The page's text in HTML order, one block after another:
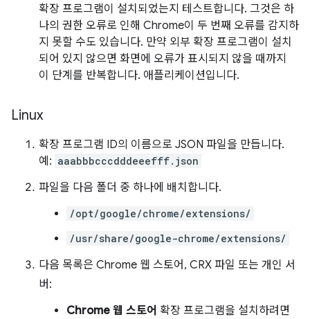
확장 프로그램이 설치되었는지 테스트합니다. 그것은 하
나의 권한 오류로 인해 Chrome이 두 번째 오류를 감지하
지 못할 수도 있습니다. 만약 외부 확장 프로그램이 설치
되어 있지 않으면 화면에 오류가 표시되지 않을 때까지
이 단계를 반복합니다. 애플리케이션입니다.
Linux
확장 프로그램 ID의 이름으로 JSON 파일을 만듭니다.
예: aaabbbcccdddeeefff.json
파일을 다음 폴더 중 하나에 배치합니다.
/opt/google/chrome/extensions/
/usr/share/google-chrome/extensions/
다음 목록은 Chrome 웹 스토어, CRX 파일 또는 개인 서
버:
Chrome 웹 스토어 확장 프로그램을 설치하려면